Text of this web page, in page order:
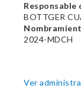
Responsable
BOTTGER
2024-MDCH
Ver